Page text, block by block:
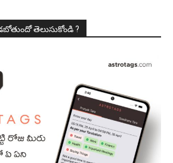
తెలుసుకోండి ?